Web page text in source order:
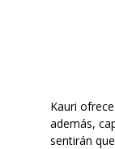
Kauri
además,
sentirán